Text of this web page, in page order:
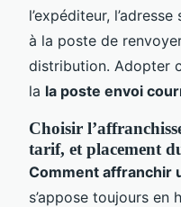
l’expéditeur,
à la poste de
distribution. Adopter
la la poste envoi
Choisir
tarif, et placement
Comment affranchir
s’appose toujours